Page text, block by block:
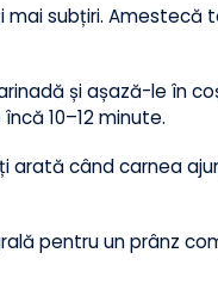
mai subțiri.
și așază-le